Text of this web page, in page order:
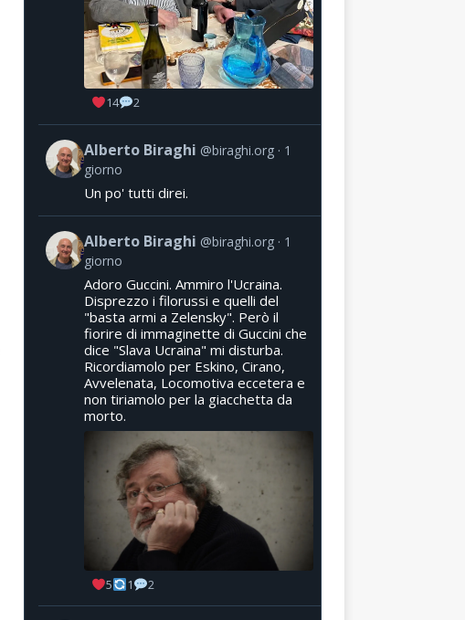
14 2
Alberto Biraghi @biraghi.org
1
giorno
Un po' tutti direi.
Alberto Biraghi @biraghi.org
1
giorno
Adoro Guccini. Ammiro l'Ucraina.
Disprezzo i filorussi e quelli del
"basta armi a Zelensky". Però il
fiorire di immaginette di Guccini che
dice "Slava Ucraina" mi disturba.
Ricordiamolo per Eskino, Cirano,
Avvelenata, Locomotiva eccetera e
non tiriamolo per la giacchetta da
morto.
5 1 2